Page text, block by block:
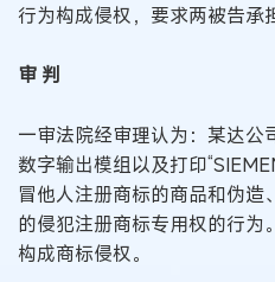
行为构成侵权，要求两被告承
审 判
一审法院经审理认为：某达公
数字输出模组以及打印
冒他人注册商标的商品和伪
的侵犯注册商标专用权的行
构成商标侵权。